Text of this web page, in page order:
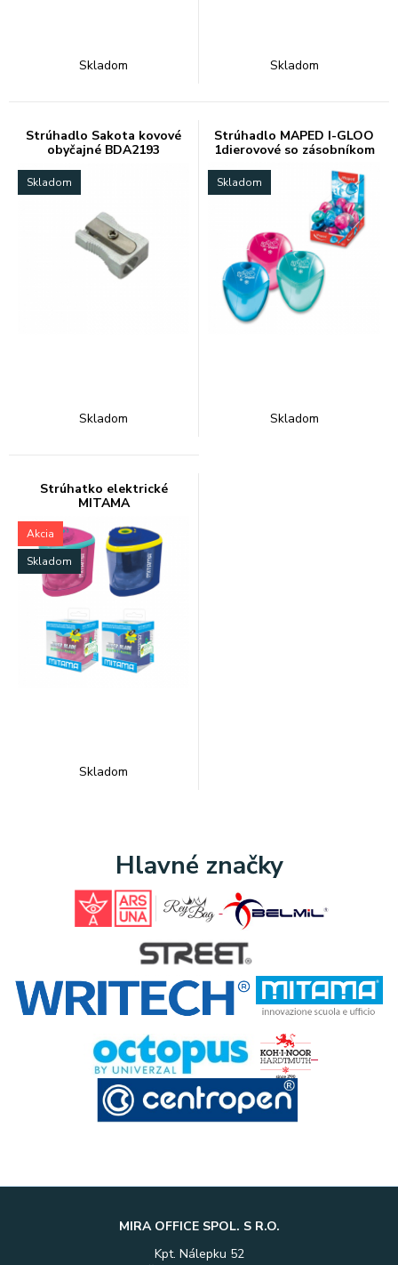
Skladom Skladom
Strúhadlo Sakota kovové
obyčajné BDA2193
Skladom
Skladom
Strúhadlo MAPED I-GLOO
1dierovové so zásobníkom
Skladom
Skladom
Strúhatko elektrické
MITAMA
Akcia
Skladom
Skladom
Hlavné značky
MIRA OFFICE SPOL. S R.O.
Kpt. Nálepku 52